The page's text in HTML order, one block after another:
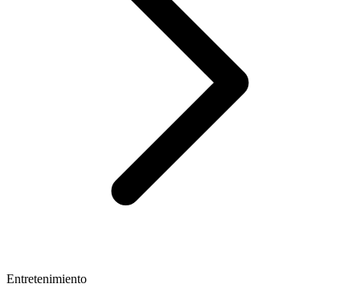
Entretenimiento